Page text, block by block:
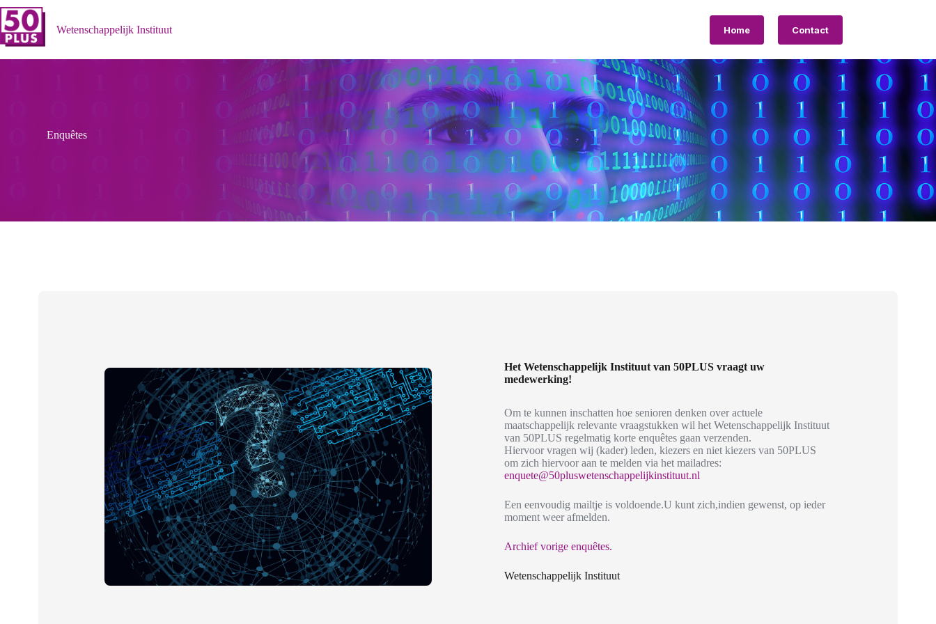
Ga
naar
de
inhoud
Wetenschappelijk Instituut Home Contact
Enquêtes
Het Wetenschappelijk Instituut van 50PLUS vraagt uw
medewerking!
Om te kunnen inschatten hoe senioren denken over actuele
maatschappelijk relevante vraagstukken wil het Wetenschappelijk Instituut
van 50PLUS regelmatig korte enquêtes gaan verzenden.
Hiervoor vragen wij (kader) leden, kiezers en niet kiezers van 50PLUS
om zich hiervoor aan te melden via het mailadres:
enquete@50pluswetenschappelijkinstituut.nl
Een eenvoudig mailtje is voldoende.U kunt zich,indien gewenst, op ieder
moment weer afmelden.
Archief vorige enquêtes.
Wetenschappelijk Instituut